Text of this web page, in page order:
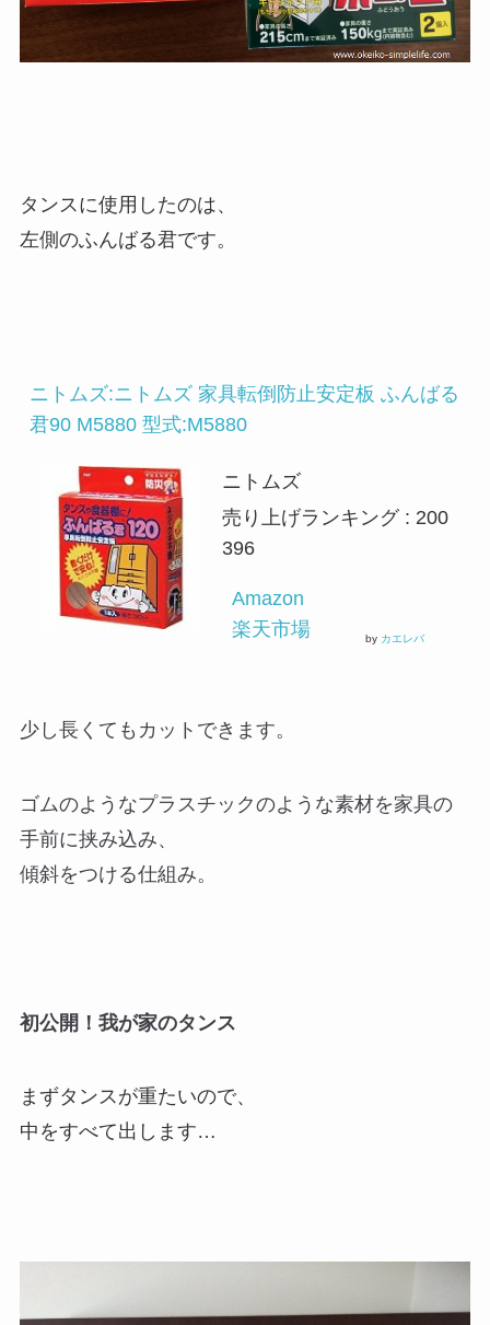
タンスに使用したのは、
左側のふんばる君です。
ニトムズ:ニトムズ 家具転倒防止安定板 ふんばる
君90 M5880 型式:M5880
ニトムズ
売り上げランキング : 200
396
Amazon
楽天市場
by カエレバ
少し長くてもカットできます。
ゴムのようなプラスチックのような素材を家具の
手前に挟み込み、
傾斜をつける仕組み。
初公開！我が家のタンス
まずタンスが重たいので、
中をすべて出します…